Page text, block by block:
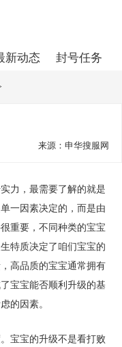
新动态 封号任务
来源：申华搜服网
力，最需要了解的就是
一因素决定的，而是由
重要，不同种类的宝宝
特质决定了咱们宝宝的
高品质的宝宝通常拥有
宝宝能否顺利升级的基
的因素。
宝宝的升级不是看打败